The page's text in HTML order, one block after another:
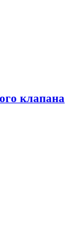
клапана